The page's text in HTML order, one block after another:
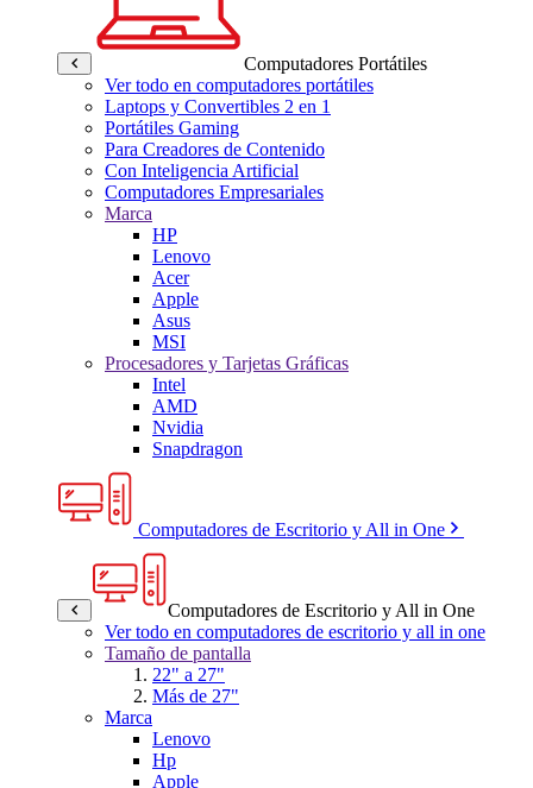
Computadores Portátiles
Ver todo en computadores portátiles
Laptops y Convertibles 2 en 1
Portátiles Gaming
Para Creadores de Contenido
Con Inteligencia Artificial
Computadores Empresariales
Marca
HP
Lenovo
Acer
Apple
Asus
MSI
Procesadores y Tarjetas Gráficas
Intel
AMD
Nvidia
Snapdragon
Computadores de Escritorio y All in One
Computadores de Escritorio y All in One
Ver todo en computadores de escritorio y all in one
Tamaño de pantalla
22" a 27"
Más de 27"
Marca
Lenovo
Hp
Apple